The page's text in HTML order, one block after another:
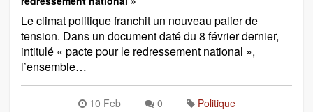
Le climat politique franchit un nouveau palier de
tension. Dans un document daté du 8 février dernier,
intitulé « pacte pour le redressement national »,
l’ensemble…
10 Feb 0 Politique